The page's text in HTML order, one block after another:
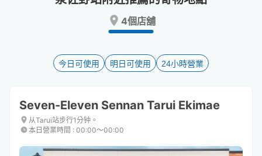
keyboard
shortcuts
for
changing
date.
key
to
keyboard
shortcuts
for
changing
4個店舖
今日可使用 明日可使用 24小時營業
Seven-Eleven Sennan Tarui Ekimae
从Tarui站步行1分钟。
本日營業時間 : 00:00〜00:00